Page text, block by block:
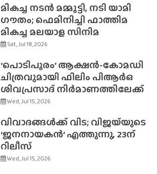
മികച്ച നടൻ മമ്മൂട്ടി, നടി യാമി
ഗൗതം; ഫെമിനിച്ചി ഫാത്തിമ
മികച്ച മലയാള സിനിമ
Sat, Jul 18, 2026
‘പൊടിപൂരം’ ആക്ഷൻ-കോമഡി
ചിത്രവുമായി ഫിലിം പിആർഒ
ശിവപ്രസാദ് നിർമാണത്തിലേക്ക്
Wed, Jul 15, 2026
വിവാദങ്ങൾക്ക് വിട; വിജയ്‌യുടെ
‘ജനനായകൻ’ എത്തുന്നു, 23ന്
റിലീസ്
Wed, Jul 15, 2026